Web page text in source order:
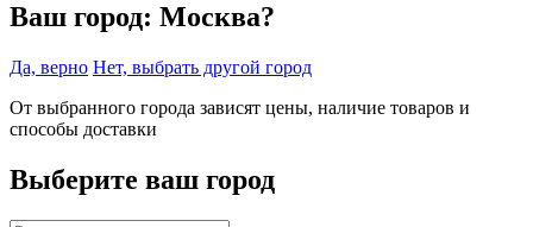
Ваш город: Москва?
Да, верно Нет, выбрать другой город
От выбранного города зависят цены, наличие товаров и
способы доставки
Выберите ваш город